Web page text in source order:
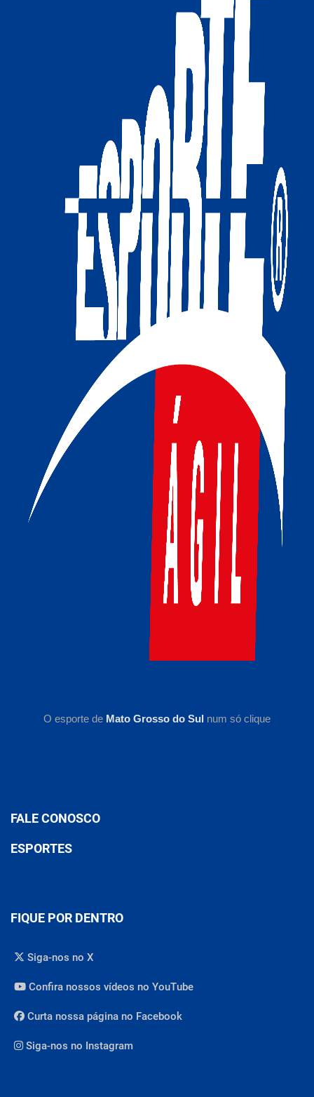
O esporte de Mato Grosso do Sul num só clique
FALE CONOSCO
ESPORTES
FIQUE POR DENTRO
Siga-nos no X
Confira nossos vídeos no YouTube
Curta nossa página no Facebook
Siga-nos no Instagram